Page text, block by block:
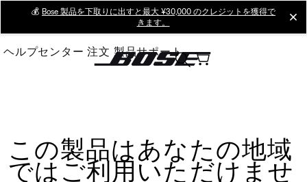
Main
💰 Bose 製品を下取りに出すと最大 ¥30,000 のクレジットを獲得で
きます。
ヘルプセンター 注文 製品サポート
この製品はあなたの地域
ではご利用いただけませ